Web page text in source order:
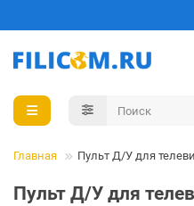
Главная Пульт Д/У для
Пульт Д/У для